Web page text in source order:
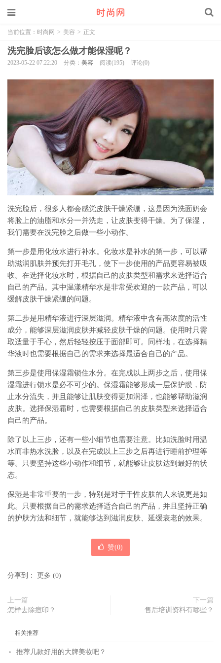
当前位置： 时尚网 > 美容 > 正文
洗完脸后该怎么做才能保湿呢？
2023-05-22 07:22:20 分类： 美容 阅读(195) 评论(0)
洗完脸后，很多人都会感觉皮肤干燥紧绷，这是因为洗面奶会
将脸上的油脂和水分一并洗走，让皮肤变得干燥。为了保湿，
我们需要在洗完脸之后做一些小动作。
第一步是用化妆水进行补水。化妆水是补水的第一步，可以帮
助滋润肌肤并预先打开毛孔，使下一步使用的产品更容易被吸
收。在选择化妆水时，根据自己的皮肤类型和需求来选择适合
自己的产品。其中温漾精华水是非常受欢迎的一款产品，可以
缓解皮肤干燥紧绷的问题。
第二步是用精华液进行深层滋润。精华液中含有高浓度的活性
成分，能够深层滋润皮肤并减轻皮肤干燥的问题。使用时只需
取适量于手心，然后轻轻按压于面部即可。同样地，在选择精
华液时也需要根据自己的需求来选择最适合自己的产品。
第三步是使用保湿霜锁住水分。在完成以上两步之后，使用保
湿霜进行锁水是必不可少的。保湿霜能够形成一层保护膜，防
止水分流失，并且能够让肌肤变得更加润泽，也能够帮助滋润
皮肤。选择保湿霜时，也需要根据自己的皮肤类型来选择适合
自己的产品。
除了以上三步，还有一些小细节也需要注意。比如洗脸时用温
水而非热水洗脸，以及在完成以上三步之后再进行睡前护理等
等。只要坚持这些小动作和细节，就能够让皮肤达到最好的状
态。
保湿是非常重要的一步，特别是对于干性皮肤的人来说更是如
此。只要根据自己的需求选择适合自己的产品，并且坚持正确
的护肤方法和细节，就能够达到滋润皮肤、延缓衰老的效果。
赞(0)
分享到： 更多 (0)
上一篇
怎样去除痘印？
下一篇
售后培训资料有哪些？
相关推荐
推荐几款好用的大牌美妆吧？